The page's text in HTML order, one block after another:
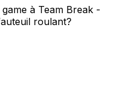
à Team Break -
roulant?